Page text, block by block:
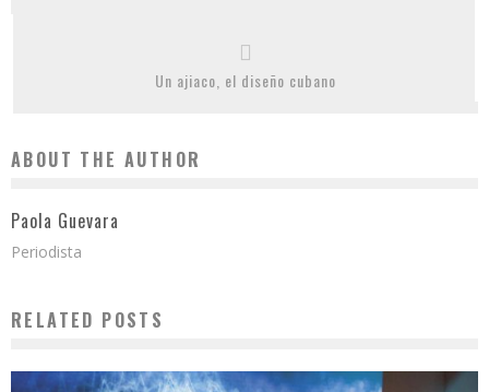
Un ajiaco, el diseño cubano
ABOUT THE AUTHOR
Paola Guevara
Periodista
RELATED POSTS